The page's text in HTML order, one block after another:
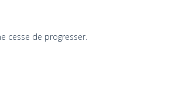
cesse de progresser.